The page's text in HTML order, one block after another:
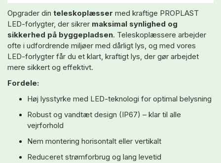
Opgrader din teleskoplæsser med kraftige PROPLAST
LED-forlygter, der sikrer maksimal synlighed og
sikkerhed på byggepladsen. Teleskoplæssere arbejder
ofte i udfordrende miljøer med dårligt lys, og med vores
LED-forlygter får du et klart, kraftigt lys, der gør arbejdet
mere sikkert og effektivt.
Fordele:
Høj lysstyrke med LED-teknologi for optimal belysning
Robust og vandtæt design (IP67) – klar til alle
vejrforhold
Nem montering horisontalt eller vertikalt
Reduceret strømforbrug og lang levetid